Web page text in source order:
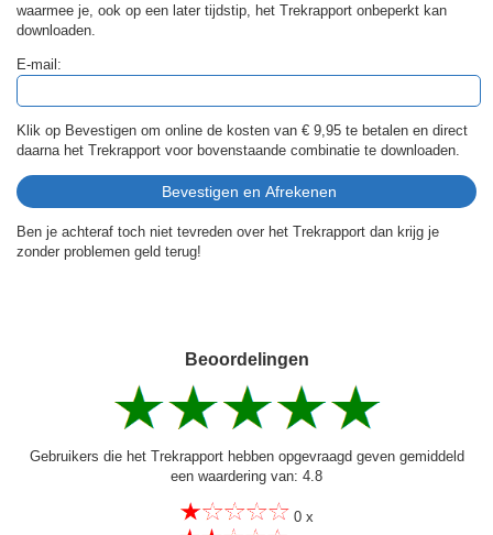
waarmee je, ook op een later tijdstip, het Trekrapport onbeperkt kan
downloaden.
E-mail:
Klik op Bevestigen om online de kosten van € 9,95 te betalen en direct
daarna het Trekrapport voor bovenstaande combinatie te downloaden.
Ben je achteraf toch niet tevreden over het Trekrapport dan krijg je
zonder problemen geld terug!
Beoordelingen
Gebruikers die het Trekrapport hebben opgevraagd geven gemiddeld
een waardering van: 4.8
0 x